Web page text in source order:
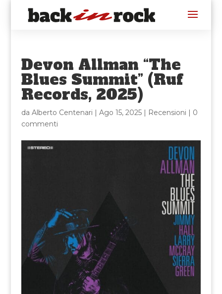
Devon Allman “The
Blues Summit” (Ruf
Records, 2025)
da Alberto Centenari | Ago 15, 2025| Recensioni | 0
commenti